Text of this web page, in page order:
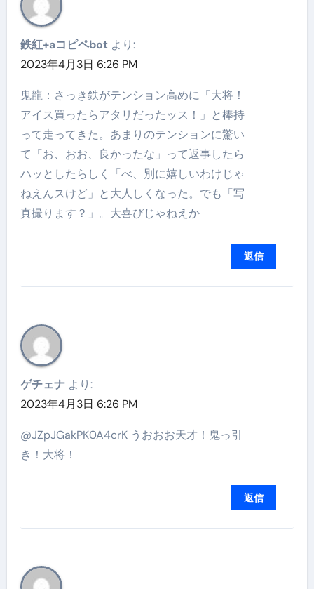
鉄紅+aコピペbot より:
2023年4月3日 6:26 PM
鬼龍：さっき鉄がテンション高めに「大将！
アイス買ったらアタリだったッス！」と棒持
って走ってきた。あまりのテンションに驚い
て「お、おお、良かったな」って返事したら
ハッとしたらしく「べ、別に嬉しいわけじゃ
ねえんスけど」と大人しくなった。でも「写
真撮ります？」。大喜びじゃねえか
返信
ゲチェナ より:
2023年4月3日 6:26 PM
@JZpJGakPK0A4crK うおおお天才！鬼っ引
き！大将！
返信